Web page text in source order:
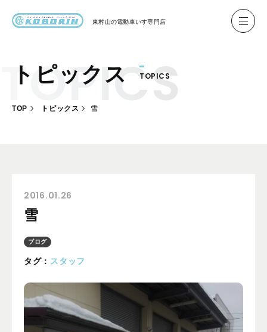
東村山の電動車いす専門店
ハイネル Hineru
ブリッジ BRIDGE TR
ニュース
トピックス TOPICS
TOP トピックス 雪
2016.01.26
雪
ブログ
タグ： スタッフ